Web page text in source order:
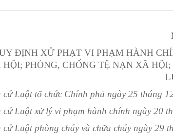
ĐỊNH XỬ PHẠT VI PHẠM HÀNH
HỘI; PHÒNG, CHỐNG TỆ NẠN XÃ
cứ Luật tổ chức Chính phủ ngày 25 tháng
cứ Luật xửlývi phạm hành chính ngày 20
cứ Luật phòng cháy và chữa cháy ngày 29 th